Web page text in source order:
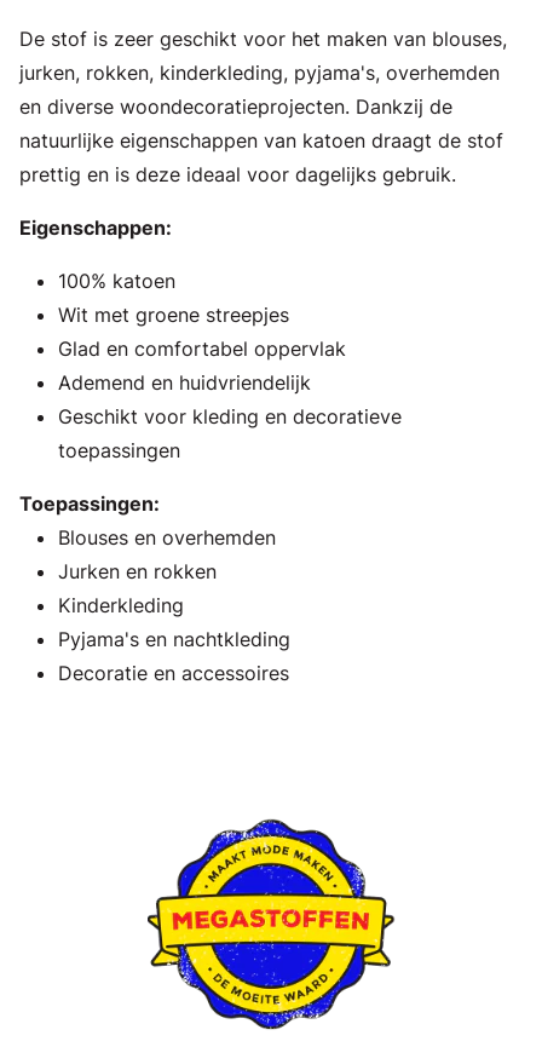
De stof is zeer geschikt voor het maken van blouses,
jurken, rokken, kinderkleding, pyjama's, overhemden
en diverse woondecoratieprojecten. Dankzij de
natuurlijke eigenschappen van katoen draagt de stof
prettig en is deze ideaal voor dagelijks gebruik.
Eigenschappen:
100% katoen
Wit met groene streepjes
Glad en comfortabel oppervlak
Ademend en huidvriendelijk
Geschikt voor kleding en decoratieve
toepassingen
Toepassingen:
Blouses en overhemden
Jurken en rokken
Kinderkleding
Pyjama's en nachtkleding
Decoratie en accessoires